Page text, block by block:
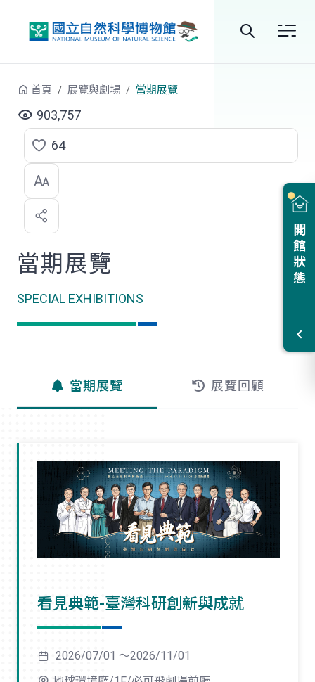
尋
開館狀態
首頁 展覽與劇場 當期展覽
903,757
點
選
喜
歡
64
當期展覽
SPECIAL EXHIBITIONS
當期展覽 展覽回顧
看見典範-臺灣科研創新與成就
2026/07/01 ～2026/11/01